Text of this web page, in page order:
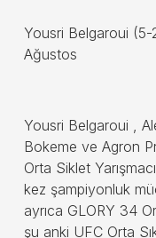
Yousri Belgaroui
Ağustos
Yousri Belgaroui ,
Bokeme ve Agron
Orta Siklet
kez şampiyonluk
ayrıca GLORY 34
şu anki UFC Orta